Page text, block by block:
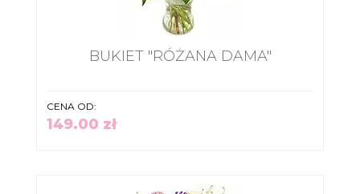
BUKIET "RÓŻANA DAMA"
CENA OD:
149.00 zł